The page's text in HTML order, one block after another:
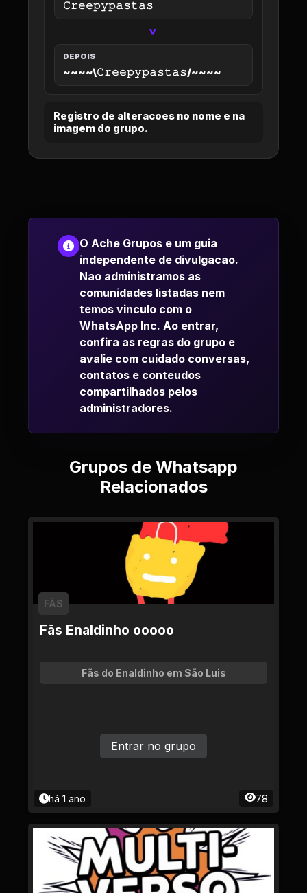
𝙲𝚛𝚎𝚎𝚙𝚢𝚙𝚊𝚜𝚝𝚊𝚜
>
DEPOIS
~~~~\𝙲𝚛𝚎𝚎𝚙𝚢𝚙𝚊𝚜𝚝𝚊𝚜/~~~~
Registro de alteracoes no nome e na
imagem do grupo.
O Ache Grupos e um guia
independente de divulgacao.
Nao administramos as
comunidades listadas nem
temos vinculo com o
WhatsApp Inc. Ao entrar,
confira as regras do grupo e
avalie com cuidado conversas,
contatos e conteudos
compartilhados pelos
administradores.
Grupos de Whatsapp
Relacionados
Fãs Enaldinho ooooo
FÃS
Fãs do Enaldinho em São Luis
há 1 ano 78
Entrar no grupo